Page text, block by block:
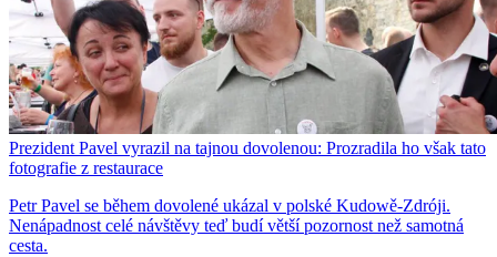
Prezident Pavel vyrazil na tajnou dovolenou: Prozradila ho však tato
fotografie z restaurace
Petr Pavel se během dovolené ukázal v polské Kudowě-Zdróji.
Nenápadnost celé návštěvy teď budí větší pozornost než samotná
cesta.